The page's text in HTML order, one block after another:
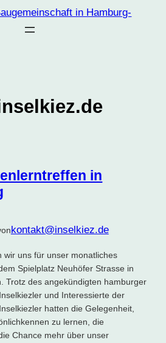
in
kontakt@inselkiez.de
wir uns für unser monatliches
Spielplatz Neuhöfer Strasse in
Trotz des angekündigten hamburger
und Interessierte der
hatten die Gelegenheit,
zu lernen, die
Chance mehr über unser